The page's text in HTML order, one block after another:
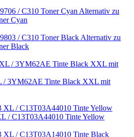
Alternativ zu
Cyan
Alternativ zu
Black
/ 3YM62AE Tinte Black XXL mit
/ C13T03A44010 Tinte Yellow